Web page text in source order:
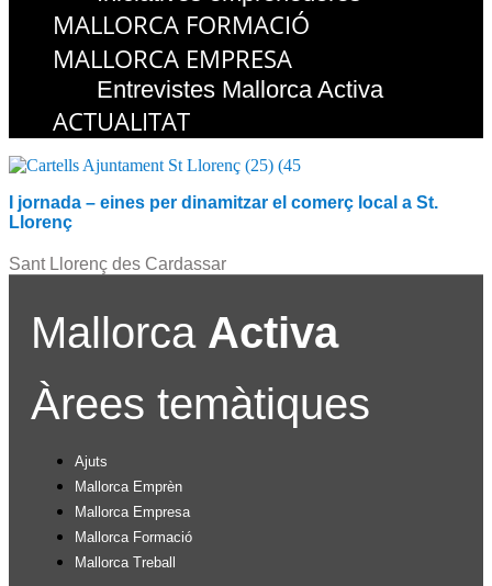
MALLORCA FORMACIÓ
MALLORCA EMPRESA
Entrevistes Mallorca Activa
ACTUALITAT
I jornada – eines per dinamitzar el comerç local a St.
Llorenç
Sant Llorenç des Cardassar
Mallorca Activa
Àrees temàtiques
Ajuts
Mallorca Emprèn
Mallorca Empresa
Mallorca Formació
Mallorca Treball